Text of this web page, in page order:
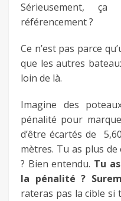
Sérieusement,
référencement ?
Ce n’est pas parce
que les autres
loin de là.
Imagine des
pénalité pour
d’être écartés de
mètres. Tu as plus
? Bien entendu. Tu
la pénalité ?
rateras pas la cible si